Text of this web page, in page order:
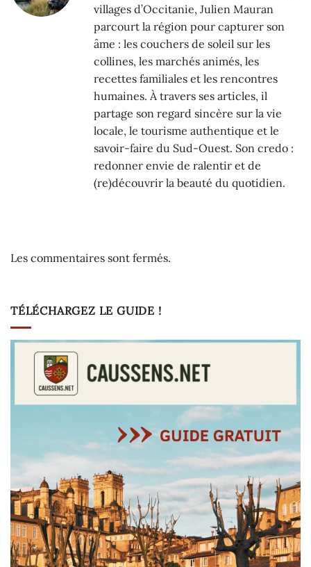
villages d’Occitanie, Julien Mauran
parcourt la région pour capturer son
âme : les couchers de soleil sur les
collines, les marchés animés, les
recettes familiales et les rencontres
humaines. À travers ses articles, il
partage son regard sincère sur la vie
locale, le tourisme authentique et le
savoir-faire du Sud-Ouest. Son credo :
redonner envie de ralentir et de
(re)découvrir la beauté du quotidien.
Les commentaires sont fermés.
TÉLÉCHARGEZ LE GUIDE !